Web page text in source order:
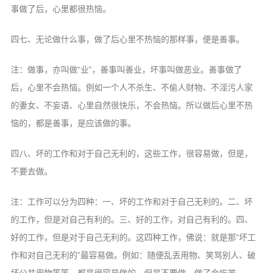
事做了后，心里都很热恼。
四七、无论做什么事，做了后心里不热恼的那样事，便是善事。
注：做事，亦叫做“业”，善事叫善业，坏事叫做恶业。善事做了
后，心里不会热恼。例如一个人不杀生、不偷人财物、不淫污人家
的妻女、不妄语、心里自然很快乐，不会热恼。所以做后心里不热
恼的，都是善事，是应该做的事。
四八、坏的工作和对于自己无利的，这些工作，很容易做，但是，
不要去做。
注：工作可以分为四种：一、坏的工作和对于自己无利的。二、坏
的工作，但是对自己有利的。三、好的工作，对自己有利的。四、
好的工作，但是对于自己无利的。这四种工作，佛说：就是那“坏工
作和对自己无利的”最容易做。例如：随便乱丢用物、笑骂别人、破